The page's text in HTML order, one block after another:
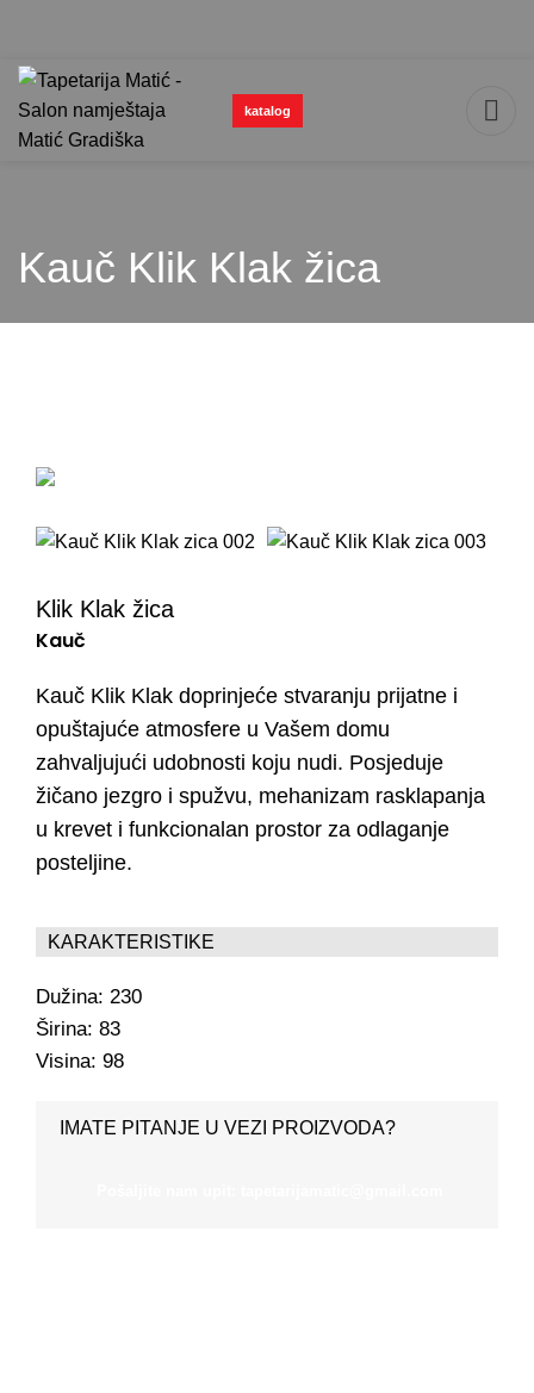
katalog
Kauč Klik Klak žica
Klik Klak žica
Kauč
Kauč Klik Klak doprinjeće stvaranju prijatne i
opuštajuće atmosfere u Vašem domu
zahvaljujući udobnosti koju nudi. Posjeduje
žičano jezgro i spužvu, mehanizam rasklapanja
u krevet i funkcionalan prostor za odlaganje
posteljine.
KARAKTERISTIKE
Dužina: 230
Širina: 83
Visina: 98
IMATE PITANJE U VEZI PROIZVODA?